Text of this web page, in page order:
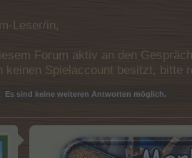
Leser/in,
Forum aktiv an den
keinen Spielaccount besitzt, bitte
Es sind keine weiteren Antworten möglich.